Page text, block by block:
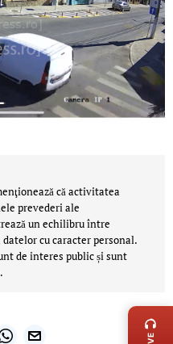
că activitatea
prevederi ale
un echilibru între
cu caracter personal.
de interes public și sunt